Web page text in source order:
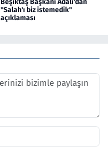
Beşiktaş Başkanı Adalı'dan
"Salah'ı biz istemedik"
açıklaması